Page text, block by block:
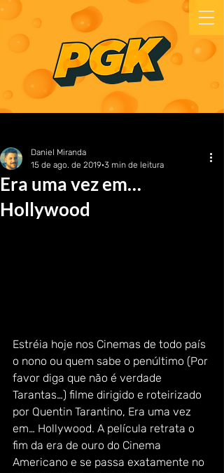
Era uma vez em…
Hollywood
Daniel Miranda
15 de ago. de 2019 3 min de leitura
Estréia hoje nos Cinemas de todo país
o nono ou quem sabe o penúltimo (Por
favor diga que não é verdade
Tarantas…) filme dirigido e roteirizado
por Quentin Tarantino, Era uma vez
em… Hollywood. A película retrata o
fim da era de ouro do Cinema
Americano e se passa exatamente no